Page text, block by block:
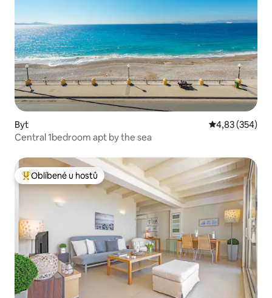
Byt Průměrné
4,83 (354)
Central 1bedroom apt by the sea
Nejlepší v kategorii Oblíbené u hostů
Oblíbené u hostů